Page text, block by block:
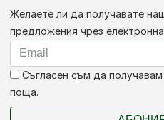
Желаете ли да получавате
предложения чрез
Съгласен съм да
поща.